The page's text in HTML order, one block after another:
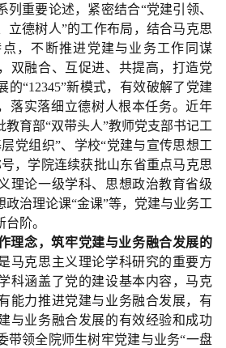
列重要论述，紧密结合“党建引领、
立德树人”的工作布局，结合马克思
，不断推进党建与业务工作同谋
双融合、互促进、共提高，打造党
的“12345”新模式，有效破解了党建
落实落细立德树人根本任务。近年
教育部“双带头人”教师党支部书记工
党组织”、学校“党建与宣传思想工
，学院连续获批山东省重点马克思
理论一级学科、思想政治教育省级
治理论课“金课”等，党建与业务工
阶。
理念，筑牢党建与业务融合发展的
马克思主义理论学科研究的重要方
科涵盖了党的建设基本内容，马克
能力推进党建与业务融合发展，有
与业务融合发展的有效经验和成功
带领全院师生树牢党建与业务“一盘